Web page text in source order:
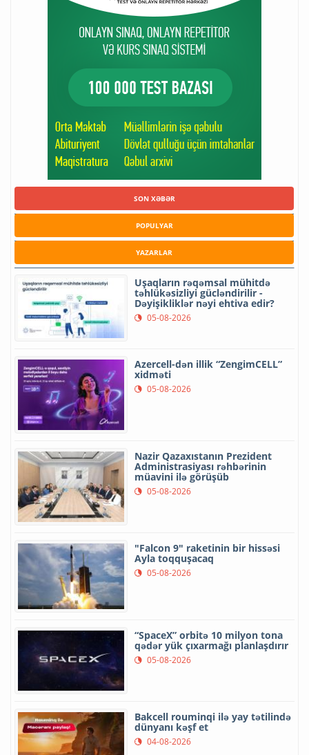
SON XƏBƏR
POPULYAR
YAZARLAR
Uşaqların rəqəmsal mühitdə
təhlükəsizliyi gücləndirilir -
Dəyişikliklər nəyi ehtiva edir?
05-08-2026
Azercell-dən illik “ZengimCELL”
xidməti
05-08-2026
Nazir Qazaxıstanın Prezident
Administrasiyası rəhbərinin
müavini ilə görüşüb
05-08-2026
"Falcon 9" raketinin bir hissəsi
Ayla toqquşacaq
05-08-2026
“SpaceX” orbitə 10 milyon tona
qədər yük çıxarmağı planlaşdırır
05-08-2026
Bakcell rouminqi ilə yay tətilində
dünyanı kəşf et
04-08-2026